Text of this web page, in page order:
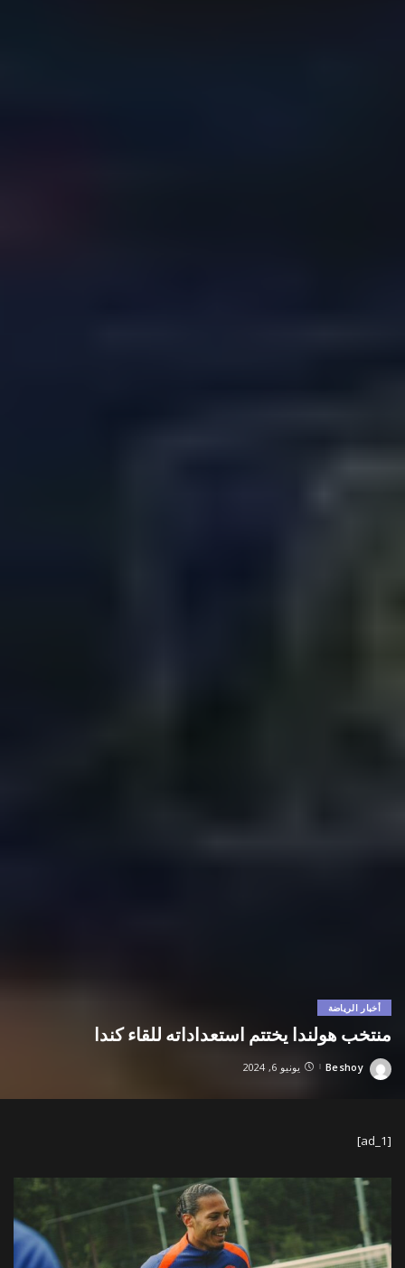
أخبار الرياضة
منتخب هولندا يختتم استعداداته للقاء كندا
Posted
Beshoy يونيو 6, 2024
[ad_1]